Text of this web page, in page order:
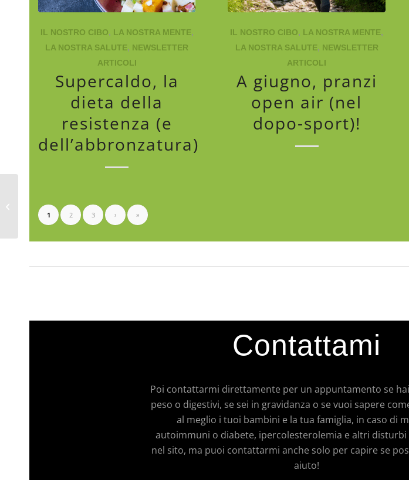
IL NOSTRO CIBO, LA NOSTRA MENTE,
LA NOSTRA SALUTE, NEWSLETTER
ARTICOLI
Supercaldo, la
dieta della
resistenza (e
dell’abbronzatura)
IL NOSTRO CIBO, LA NOSTRA MENTE,
LA NOSTRA SALUTE, NEWSLETTER
ARTICOLI
A giugno, pranzi
open air (nel
dopo-sport)!
1 2 3 › »
Contattami
Poi contattarmi direttamente per un appuntamento se
peso o digestivi, se sei in gravidanza o se vuoi sapere
al meglio i tuoi bambini e la tua famiglia, in caso di
autoimmuni o diabete, ipercolesterolemia e altri disturbi
nel sito, ma puoi contattarmi anche solo per capire se
aiuto!
col cibo giusto